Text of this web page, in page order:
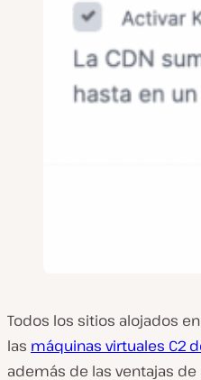
Todos los sitios alojados
las máquinas virtuales C2
además de las ventajas de